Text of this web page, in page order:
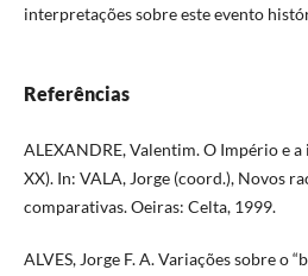
interpretações sobre este evento
Referências
ALEXANDRE, Valentim. O Império e a
XX). In: VALA, Jorge (coord.), Novos
comparativas. Oeiras: Celta, 1999.
ALVES, Jorge F. A. Variações sobre o